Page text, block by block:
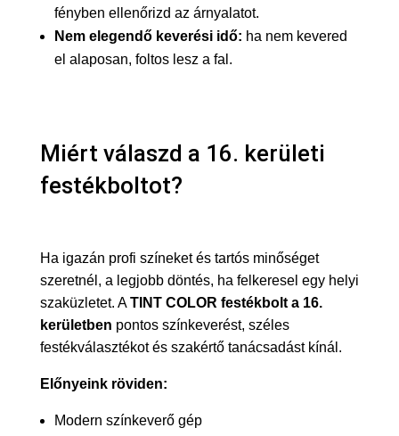
fényben ellenőrizd az árnyalatot.
Nem elegendő keverési idő: ha nem kevered
el alaposan, foltos lesz a fal.
Miért válaszd a 16. kerületi
festékboltot?
Ha igazán profi színeket és tartós minőséget
szeretnél, a legjobb döntés, ha felkeresel egy helyi
szaküzletet. ATINT COLOR festékbolt a 16.
kerületben pontos színkeverést, széles
festékválasztékot és szakértő tanácsadást kínál.
Előnyeink röviden:
Modern színkeverő gép